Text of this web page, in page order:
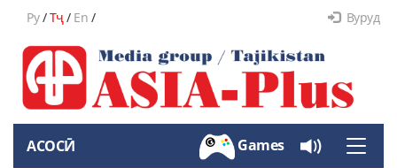
Ру/Тҷ/ En / Вуруд
Toggle
АСОСӢ Games